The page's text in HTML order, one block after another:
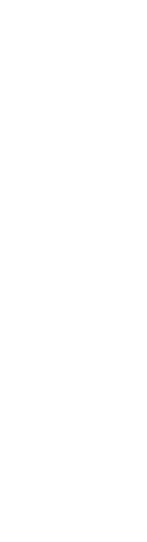
dětský klub a